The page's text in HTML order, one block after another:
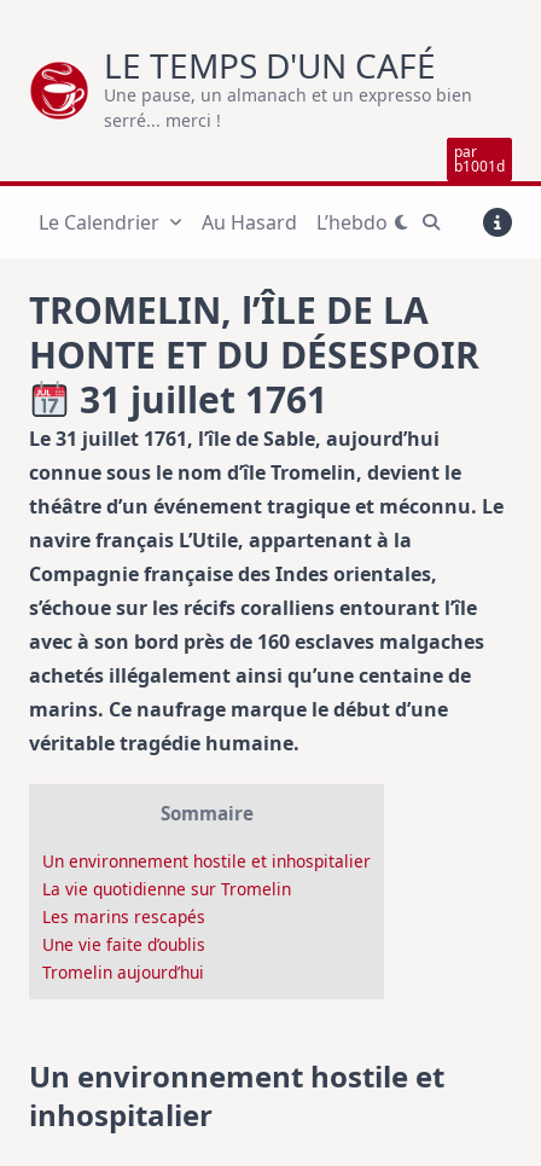
content
LE TEMPS D'UN CAFÉ
Une pause, un almanach et un expresso bien
serré... merci !
par
b1001d
Le Calendrier Au Hasard L’hebdo
TROMELIN, l’ÎLE DE LA
HONTE ET DU DÉSESPOIR
31 juillet 1761
Le 31 juillet 1761, l’île de Sable, aujourd’hui
connue sous le nom d’île Tromelin, devient le
théâtre d’un événement tragique et méconnu. Le
navire français L’Utile, appartenant à la
Compagnie française des Indes orientales,
s’échoue sur les récifs coralliens entourant l’île
avec à son bord près de 160 esclaves malgaches
achetés illégalement ainsi qu’une centaine de
marins. Ce naufrage marque le début d’une
véritable tragédie humaine.
Sommaire
Un environnement hostile et inhospitalier
La vie quotidienne sur Tromelin
Les marins rescapés
Une vie faite d’oublis
Tromelin aujourd’hui
Un environnement hostile et
inhospitalier